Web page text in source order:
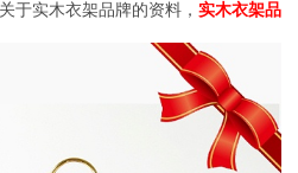
于实木衣架品牌的资料， 实木衣架品